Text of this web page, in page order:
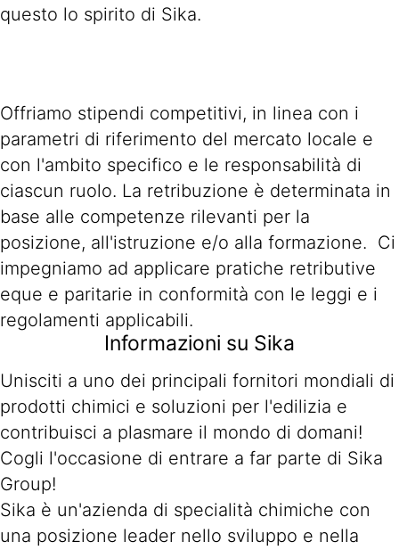
questo lo spirito di Sika.
Offriamo stipendi competitivi, in linea con i
parametri di riferimento del mercato locale e
con l'ambito specifico e le responsabilità di
ciascun ruolo. La retribuzione è determinata in
base alle competenze rilevanti per la
posizione, all'istruzione e/o alla formazione. Ci
impegniamo ad applicare pratiche retributive
eque e paritarie in conformità con le leggi e i
regolamenti applicabili.
Informazioni su Sika
Unisciti a uno dei principali fornitori mondiali di
prodotti chimici e soluzioni per l'edilizia e
contribuisci a plasmare il mondo di domani!
Cogli l'occasione di entrare a far parte di Sika
Group!
Sika è un'azienda di specialità chimiche con
una posizione leader nello sviluppo e nella